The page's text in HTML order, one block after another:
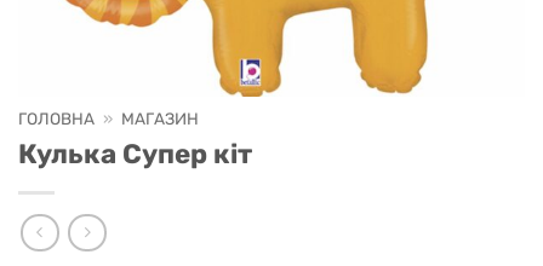
ГОЛОВНА » МАГАЗИН
Кулька Супер кіт